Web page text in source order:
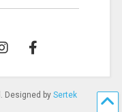
Designed by Sertek